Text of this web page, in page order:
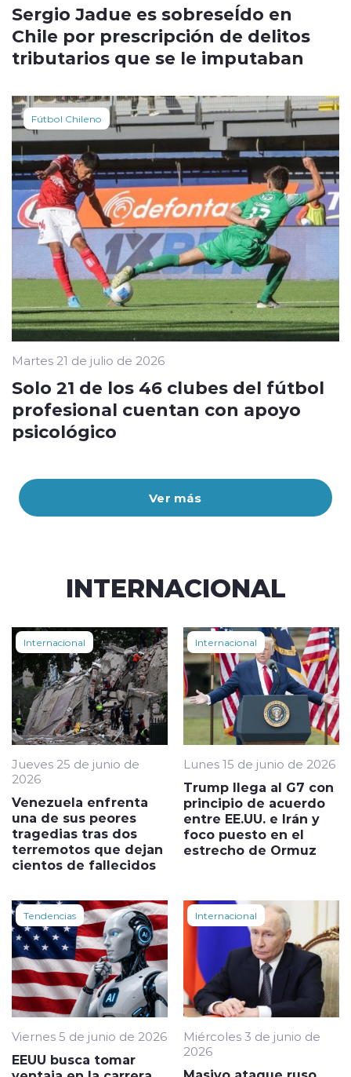
Ver más
Sergio Jadue es sobreseÍdo en
Chile por prescripción de delitos
tributarios que se le imputaban
Fútbol Chileno
Martes 21 de julio de 2026
Solo 21 de los 46 clubes del fútbol
profesional cuentan con apoyo
psicológico
INTERNACIONAL
Internacional
Jueves 25 de junio de
2026
Venezuela enfrenta
una de sus peores
tragedias tras dos
terremotos que dejan
cientos de fallecidos
Internacional
Lunes 15 de junio de 2026
Trump llega al G7 con
principio de acuerdo
entre EE.UU. e Irán y
foco puesto en el
estrecho de Ormuz
Tendencias
Viernes 5 de junio de 2026
EEUU busca tomar
Internacional
Miércoles 3 de junio de
2026